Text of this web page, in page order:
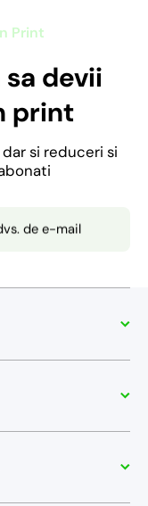
Print
devii
print
si reduceri si
de e-mail